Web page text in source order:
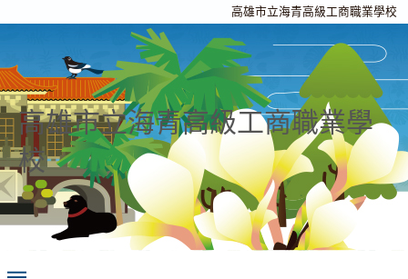
高雄市立海青高級工商職業學校
高雄市立海青高級工商職業學
校